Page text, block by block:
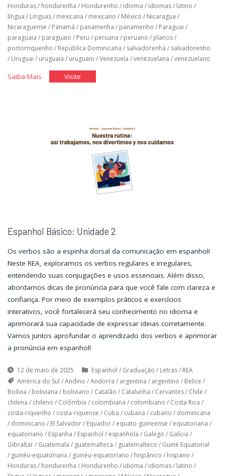
Honduras/ hondurenha / Hondurenho / idioma / idiomas/ latino /
língua / Línguas/ mexicana / mexicano / México / Nicaragua /
Nicaraguense / Panamá / panamenha / panamenho / Paraguai /
paraguaia / paraguaio / Peru / peruana / peruano / planos/
portorriquenho / República Dominicana / salvadorenha / salvadorenho
/ Uruguai / uruguaia / uruguaio /Venezuela /venezuelana /venezuelano
Saiba Mais"EspanholVisite"Espanhol
Espanhol Básico: Unidade 2
Os verbos são a espinha dorsal da comunicação em espanhol!
Neste REA, exploramos os verbos regulares e irregulares,
entendendo suas conjugações e usos essenciais. Além disso,
abordamos dicas de pronúncia para que você fale com clareza e
confiança. Por meio de exemplos práticos e exercícios
interativos, você fortalecerá seu conhecimento no idioma e
aprimorará sua capacidade de expressar ideias corretamente.
Vamos juntos aprofundar o aprendizado dos verbos e aprimorar
a pronúncia em espanhol!
12 de maio de 2025 Espanhol / Graduação / Letras/ REA
América do Sul /Andino /Andorra / argentina / argentino / Belice /
Bolívia / boliviana / boliviano / Catalão / Catalunha / Cervantes/ Chile /
chilena / chileno / Colômbia / colombiana / colombiano / Costa Rica /
costa-riquenho / costa-riquense / Cuba / cubana / cubano / dominicana
/ dominicano / El Salvador/ Equador/ equato-guineense / equatoriana /
equatoriano / Espanha / Espanhol / espanhola / Galego / Galícia /
Gibraltar/ Guatemala / guatemalteca / guatemalteco / Guiné Equatorial
/ guinéu-equatoriana / guinéu-equatoriano / hispânico / hispano /
Honduras/ hondurenha / Hondurenho / idioma / idiomas/ latino /